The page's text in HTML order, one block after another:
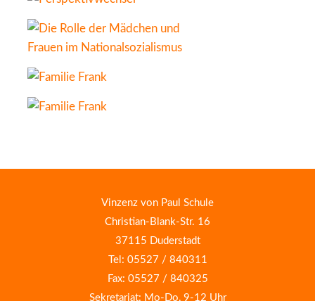
Vinzenz von Paul Schule
Christian-Blank-Str. 16
37115 Duderstadt
Tel: 05527 / 840311
Fax: 05527 / 840325
Sekretariat: Mo-Do, 9-12 Uhr